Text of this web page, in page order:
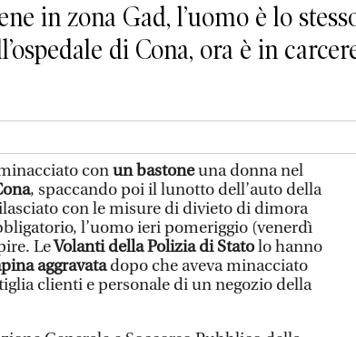
in zona Gad, l’uomo è lo
di Cona, ora è in
conun bastoneuna donna nel
, spaccando poi il lunotto dell’auto della
con le misure di divieto di dimora
l’uomo ieri pomeriggio (venerdì
LeVolanti della Polizia di Statolo hanno
aggravatadopo che aveva minacciato
clienti e personale di un negozio della